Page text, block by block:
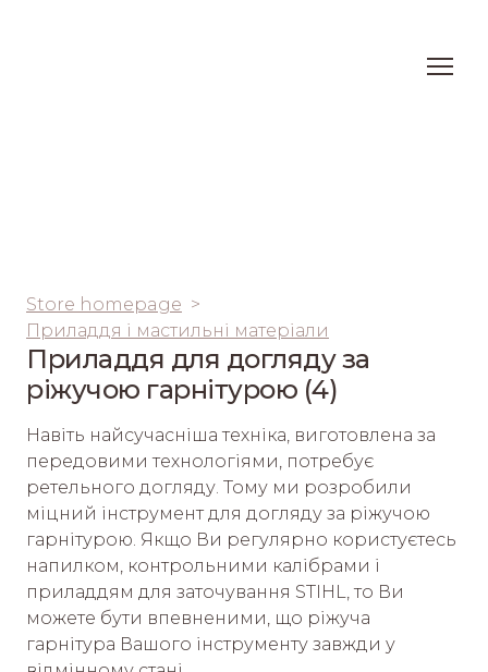
Store homepage
Приладдя і мастильні матеріали
Приладдя для догляду за
ріжучою гарнітурою (4)
Навіть найсучасніша техніка, виготовлена за
передовими технологіями, потребує
ретельного догляду. Тому ми розробили
міцний інструмент для догляду за ріжучою
гарнітурою. Якщо Ви регулярно користуєтесь
напилком, контрольними калібрами і
приладдям для заточування STIHL, то Ви
можете бути впевненими, що ріжуча
гарнітура Вашого інструменту завжди у